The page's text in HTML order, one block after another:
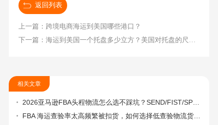
返回列表
上一篇：跨境电商海运到美国哪些港口？
下一篇：海运到美国一个托盘多少立方？美国对托盘的尺寸、高度、重量有什么要求？
相关文章
2026亚马逊FBA头程物流怎么选不踩坑？SEND/FIST/SPN官方认证物流商，只有这家敢承诺“准达率第一”
FBA 海运查验率太高频繁被扣货，如何选择低查验物流货代？